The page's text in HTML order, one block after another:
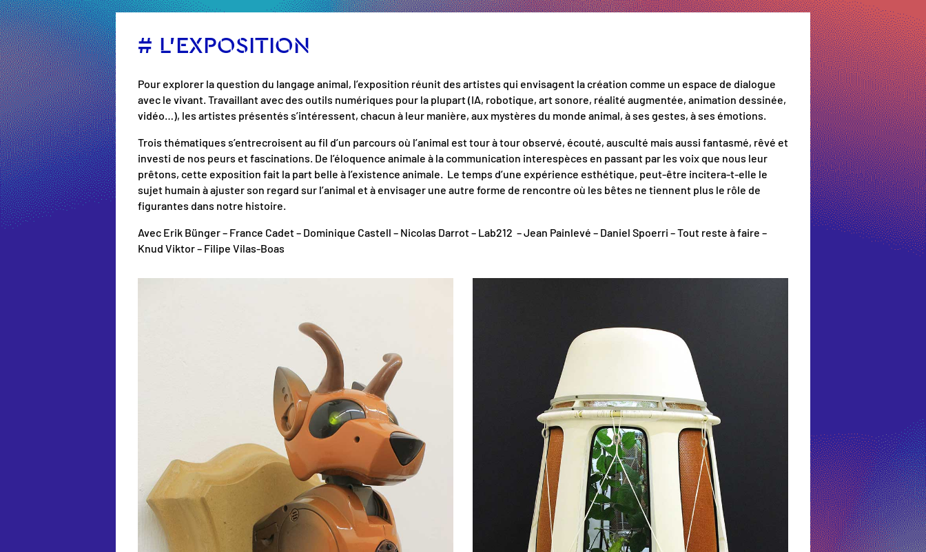
# L’EXPOSITION
Pour explorer la question du langage animal, l’exposition réunit des artistes qui envisagent la création comme un espace de dialogue
avec le vivant. Travaillant avec des outils numériques pour la plupart (IA, robotique, art sonore, réalité augmentée, animation dessinée,
vidéo…), les artistes présentés s’intéressent, chacun à leur manière, aux mystères du monde animal, à ses gestes, à ses émotions.
Trois thématiques s’entrecroisent au fil d’un parcours où l’animal est tour à tour observé, écouté, ausculté mais aussi fantasmé, rêvé et
investi de nos peurs et fascinations. De l’éloquence animale à la communication interespèces en passant par les voix que nous leur
prêtons, cette exposition fait la part belle à l’existence animale. Le temps d’une expérience esthétique, peut-être incitera-t-elle le
sujet humain à ajuster son regard sur l’animal et à envisager une autre forme de rencontre où les bêtes ne tiennent plus le rôle de
figurantes dans notre histoire.
Avec Erik Bünger – France Cadet – Dominique Castell – Nicolas Darrot – Lab212 – Jean Painlevé – Daniel Spoerri – Tout reste à faire –
Knud Viktor – Filipe Vilas-Boas